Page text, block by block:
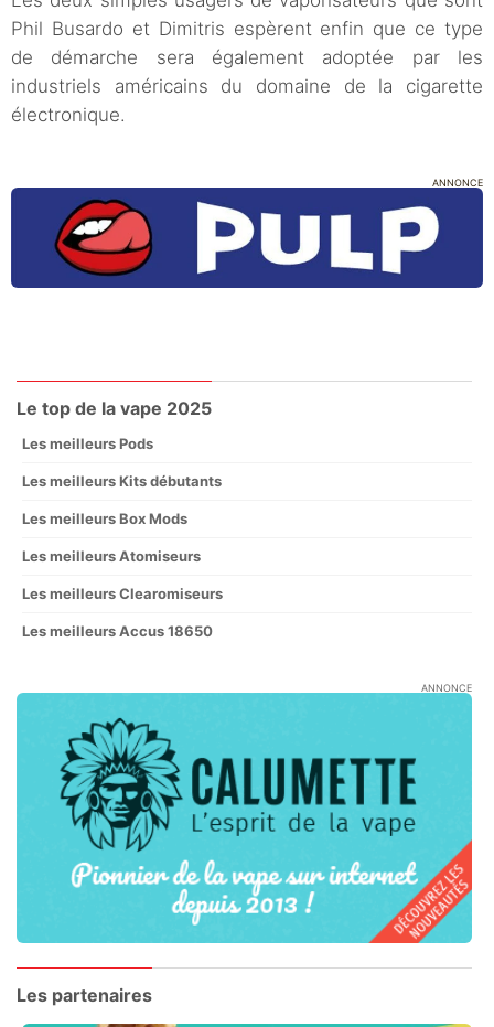
Phil Busardo et Dimitris espèrent enfin que ce type
de démarche sera également adoptée par les
industriels américains du domaine de la cigarette
électronique.
ANNONCE
Le top de la vape 2025
Les meilleurs Pods
Les meilleurs Kits débutants
Les meilleurs Box Mods
Les meilleurs Atomiseurs
Les meilleurs Clearomiseurs
Les meilleurs Accus 18650
ANNONCE
Les partenaires